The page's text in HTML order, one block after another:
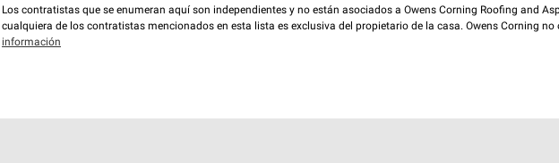
Los contratistas que se enumeran aquí son independientes y no están asociados a Owens Corning Roofing and
cualquiera de los contratistas mencionados en esta lista es exclusiva del propietario de la casa. Owens Corning
información